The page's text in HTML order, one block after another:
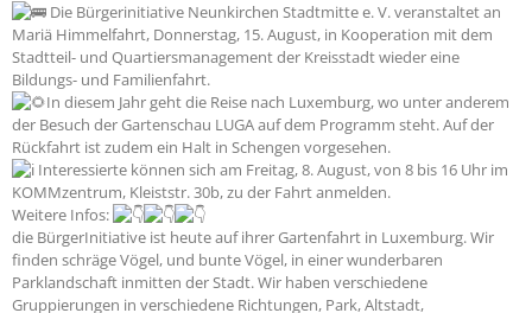
Die Bürgerinitiative Neunkirchen Stadtmitte e. V. veranstaltet an
Mariä Himmelfahrt, Donnerstag, 15. August, in Kooperation mit dem
Stadtteil- und Quartiersmanagement der Kreisstadt wieder eine
Bildungs- und Familienfahrt.
In diesem Jahr geht die Reise nach Luxemburg, wo unter anderem
der Besuch der Gartenschau LUGA auf dem Programm steht. Auf der
Rückfahrt ist zudem ein Halt in Schengen vorgesehen.
Interessierte können sich am Freitag, 8. August, von 8 bis 16 Uhr im
KOMMzentrum, Kleiststr. 30b, zu der Fahrt anmelden.
Weitere Infos:
die BürgerInitiative ist heute auf ihrer Gartenfahrt in Luxemburg. Wir
finden schräge Vögel, und bunte Vögel, in einer wunderbaren
Parklandschaft inmitten der Stadt. Wir haben verschiedene
Gruppierungen in verschiedene Richtungen, Park, Altstadt,